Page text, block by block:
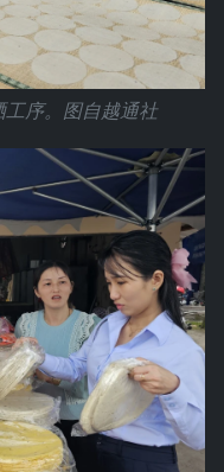
序。图自越通社